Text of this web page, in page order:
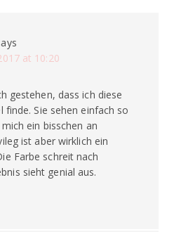
at 10:20
gestehen, dass ich diese
finde. Sie sehen einfach so
ein bisschen an
ist aber wirklich ein
Farbe schreit nach
sieht genial aus.